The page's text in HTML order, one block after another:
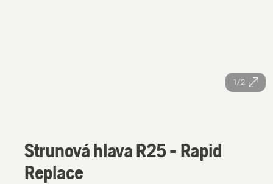
1/2
Strunová hlava R25 - Rapid
Replace